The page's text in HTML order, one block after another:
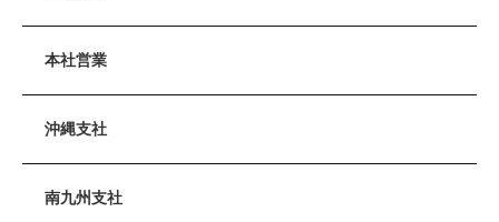
本社営業
沖縄支社
南九州支社